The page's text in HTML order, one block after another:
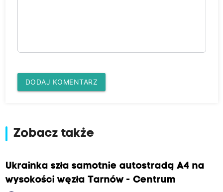
DODAJ KOMENTARZ
Zobacz także
Ukrainka szła samotnie autostradą A4 na
wysokości węzła Tarnów - Centrum